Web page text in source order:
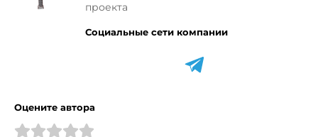
проекта
Социальные сети компании
Оцените автора